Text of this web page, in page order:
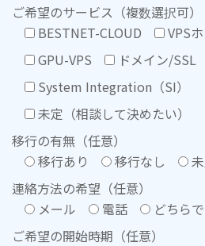
ご希望のサービス（複数選択可）
BESTNET-CLOUD
VPS
GPU-VPS
ドメイン/SSL
System Integration（SI）
未定（相談して決めたい）
移行の有無（任意）
移行あり
移行なし
連絡方法の希望（任意）
メール
電話
どちら
ご希望の開始時期（任意）